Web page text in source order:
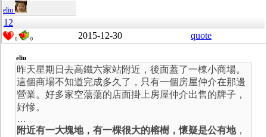
eliu
12
0 0 2015-12-30 quote
eliu
昨天星期日去高鐵六家站附近，後面蓋了一棟小商場。
這個商場不知道完成多久了，只有一個房屋仲介在那邊
營業。好多家空蕩蕩的店面掛上房屋仲介出售的牌子，
好慘。
…
附近有一大塊地，有一棵很大的榕樹，懷疑是公有地，